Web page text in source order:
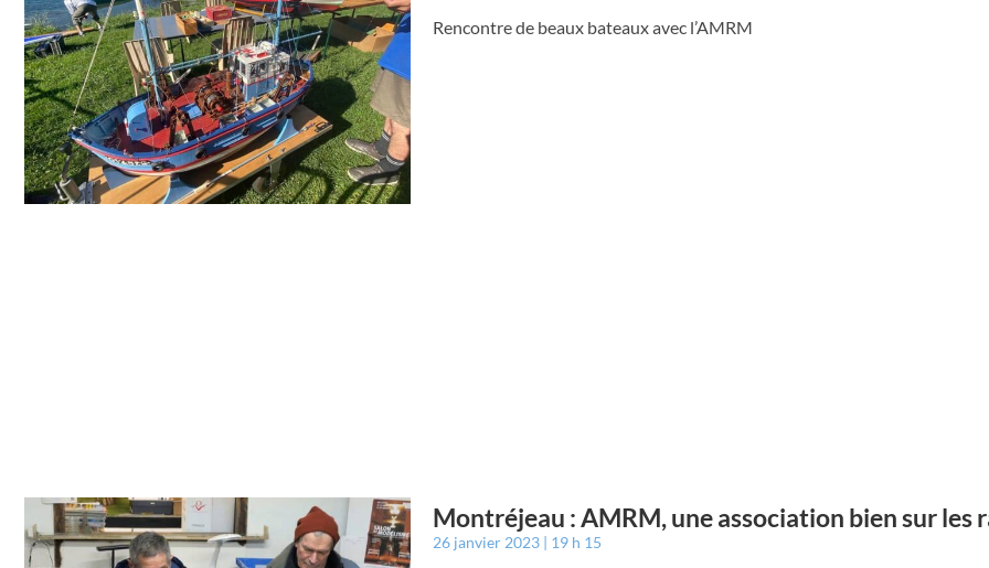
Rencontre de beaux bateaux avec l’AMRM
Montréjeau : AMRM, une association bien sur les
26 janvier 2023 19 h 15